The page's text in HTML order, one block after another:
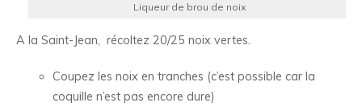
Liqueur de brou de noix
A la Saint-Jean, récoltez 20/25 noix vertes.
Coupez les noix en tranches (c’est possible car la
coquille n’est pas encore dure)